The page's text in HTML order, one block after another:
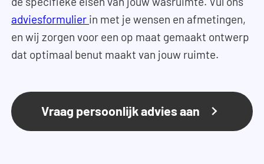
adviesformulier in met je wensen en afmetingen,
en wij zorgen voor een op maat gemaakt ontwerp
dat optimaal benut maakt van jouw ruimte.
Vraag persoonlijk advies aan